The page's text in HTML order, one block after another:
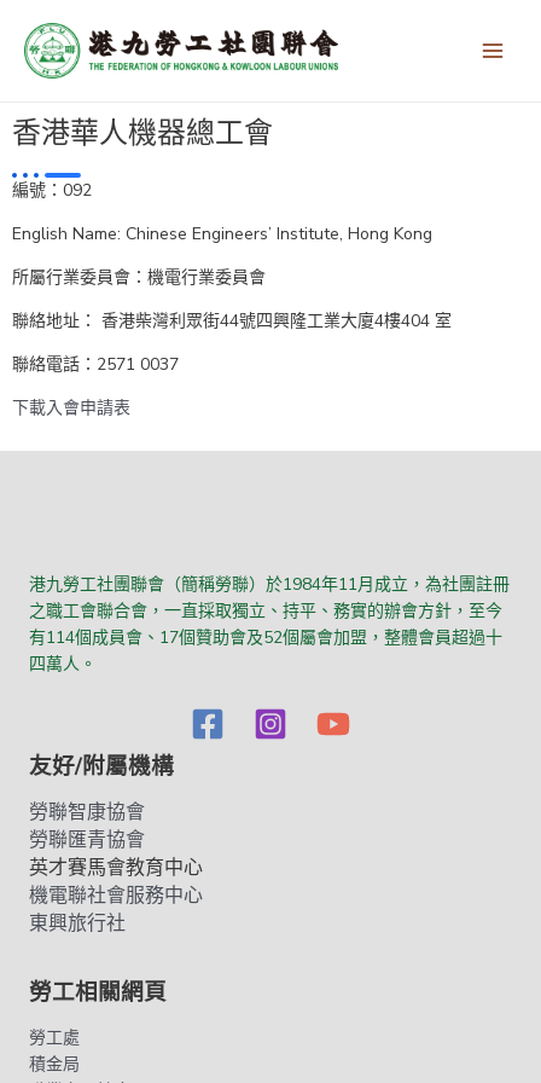
香港華人機器總工會
編號：092
English Name: Chinese Engineers’ Institute, Hong Kong
所屬行業委員會：機電行業委員會
聯絡地址： 香港柴灣利眾街44號四興隆工業大廈4樓404 室
聯絡電話：2571 0037
下載入會申請表
港九勞工社團聯會（簡稱勞聯）於1984年11月成立，為社團註冊
之職工會聯合會，一直採取獨立、持平、務實的辦會方針，至今
有114個成員會、17個贊助會及52個屬會加盟，整體會員超過十
四萬人。
友好/附屬機構
勞聯智康協會
勞聯匯青協會
英才賽馬會教育中心
機電聯社會服務中心
東興旅行社
勞工相關網頁
勞工處
積金局